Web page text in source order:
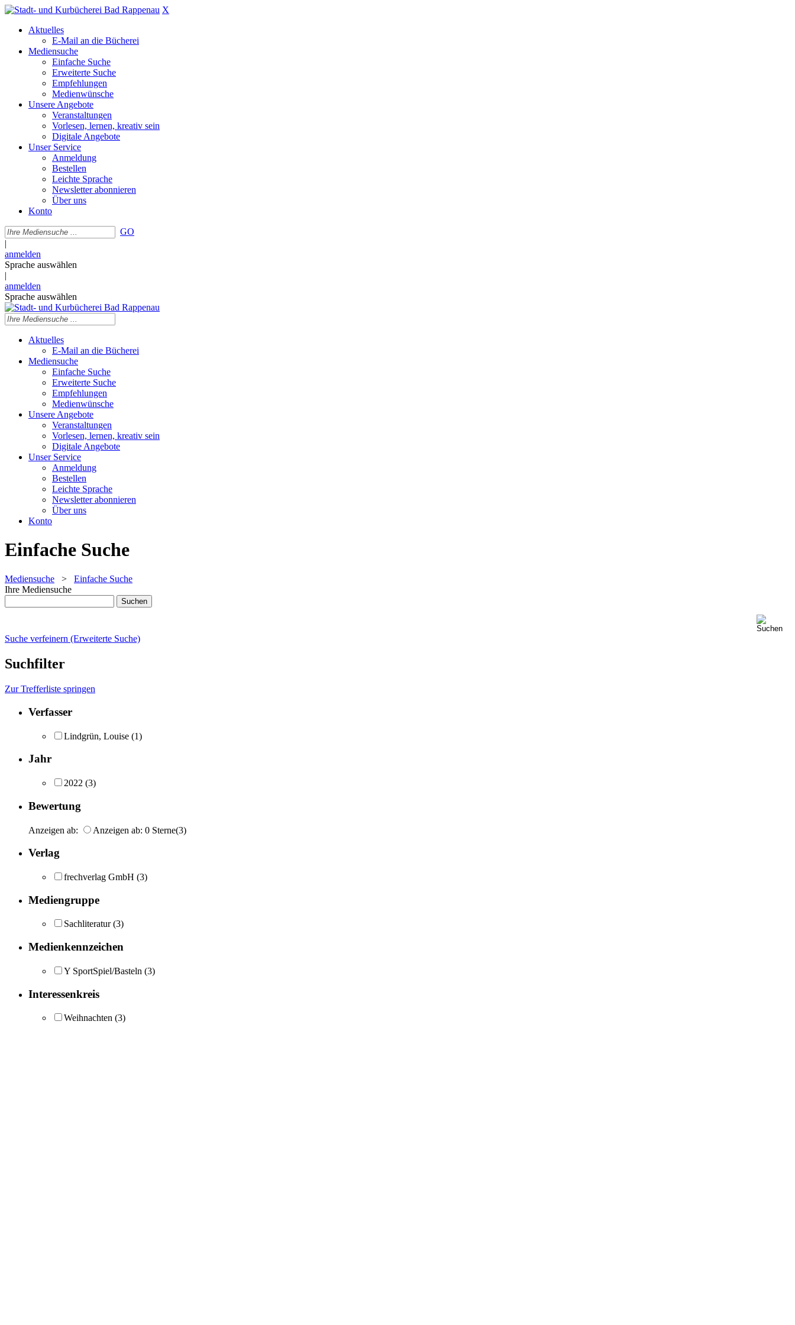
X
Aktuelles
E-Mail an die Bücherei
Mediensuche
Einfache Suche
Erweiterte Suche
Empfehlungen
Medienwünsche
Unsere Angebote
Veranstaltungen
Vorlesen, lernen, kreativ sein
Digitale Angebote
Unser Service
Anmeldung
Bestellen
Leichte Sprache
Newsletter abonnieren
Über uns
Konto
GO
|
anmelden
Sprache auswählen
|
anmelden
Sprache auswählen
Aktuelles
E-Mail an die Bücherei
Mediensuche
Einfache Suche
Erweiterte Suche
Empfehlungen
Medienwünsche
Unsere Angebote
Veranstaltungen
Vorlesen, lernen, kreativ sein
Digitale Angebote
Unser Service
Anmeldung
Bestellen
Leichte Sprache
Newsletter abonnieren
Über uns
Konto
Einfache Suche
Mediensuche > Einfache Suche
Ihre Mediensuche
Suche verfeinern (Erweiterte Suche)
Suchfilter
Zur Trefferliste springen
Verfasser
Lindgrün, Louise (1)
Jahr
2022 (3)
Bewertung
Anzeigen ab: Anzeigen ab: 0 Sterne(3)
Verlag
frechverlag GmbH (3)
Mediengruppe
Sachliteratur (3)
Medienkennzeichen
Y SportSpiel/Basteln (3)
Interessenkreis
Weihnachten (3)